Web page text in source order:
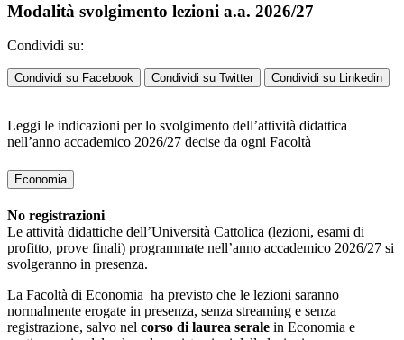
Modalità svolgimento lezioni a.a. 2026/27
Condividi su:
Condividi su Facebook Condividi su Twitter Condividi su Linkedin
Leggi le indicazioni per lo svolgimento dell’attività didattica
nell’anno accademico 2026/27 decise da ogni Facoltà
Economia
No registrazioni
Le attività didattiche dell’Università Cattolica (lezioni, esami di
profitto, prove finali) programmate nell’anno accademico 2026/27 si
svolgeranno in presenza.
La Facoltà di Economia ha previsto che le lezioni saranno
normalmente erogate in presenza, senza streaming e senza
registrazione, salvo nel corso di laurea serale in Economia e